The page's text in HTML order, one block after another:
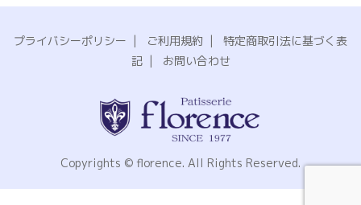
プライバシーポリシー | ご利用規約 | 特定商取引法に基づく表
記| お問い合わせ
Copyrights © florence. All Rights Reserved.